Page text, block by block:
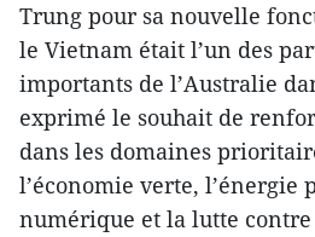
Trung pour sa nouvelle
le Vietnam était l’un des
importants de l’Australie
exprimé le souhait de
dans les domaines
l’économie verte,
numérique et la lutte